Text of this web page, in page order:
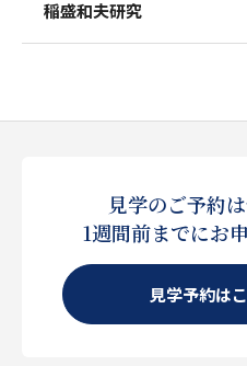
稲盛和夫研究
見学のご予約
1週間前までにお
見学予約は